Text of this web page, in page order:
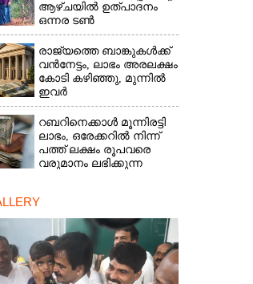
ആഴ്ചയിൽ ഉത്പാദനം
ഒന്നര ടൺ
രാജ്യത്തെ ബാങ്കുകൾക്ക്
വൻനേട്ടം,​ ലാഭം അരലക്ഷം
കോടി കഴിഞ്ഞു,​ മുന്നിൽ
ഇവർ
റബറിനെക്കാൾ മൂന്നിരട്ടി
ലാഭം,​ ഒരേക്കറിൽ നിന്ന്
പത്ത് ലക്ഷം രൂപവരെ
വരുമാനം ലഭിക്കുന്ന